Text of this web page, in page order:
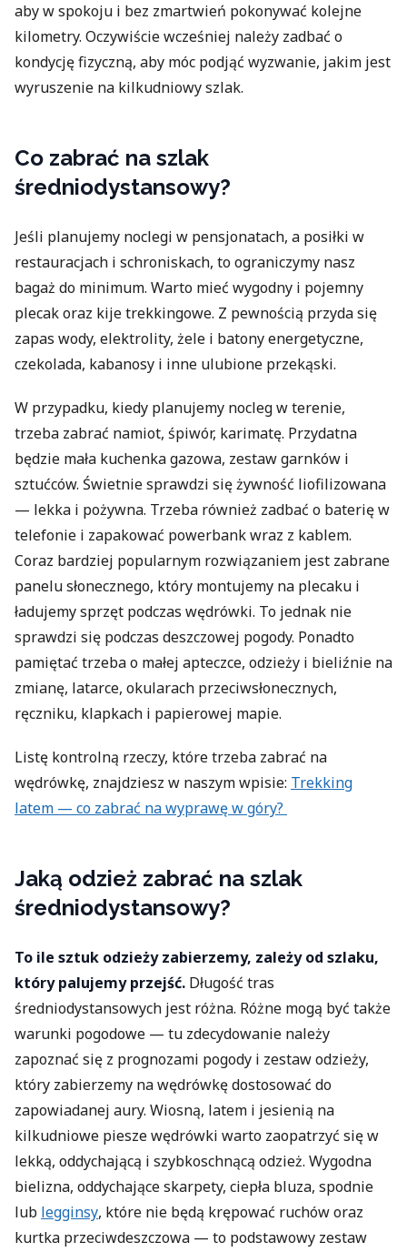
aby w spokoju i bez zmartwień pokonywać kolejne
kilometry. Oczywiście wcześniej należy zadbać o
kondycję fizyczną, aby móc podjąć wyzwanie, jakim jest
wyruszenie na kilkudniowy szlak.
Co zabrać na szlak
średniodystansowy?
Jeśli planujemy noclegi w pensjonatach, a posiłki w
restauracjach i schroniskach, to ograniczymy nasz
bagaż do minimum. Warto mieć wygodny i pojemny
plecak oraz kije trekkingowe. Z pewnością przyda się
zapas wody, elektrolity, żele i batony energetyczne,
czekolada, kabanosy i inne ulubione przekąski.
W przypadku, kiedy planujemy nocleg w terenie,
trzeba zabrać namiot, śpiwór, karimatę. Przydatna
będzie mała kuchenka gazowa, zestaw garnków i
sztućców. Świetnie sprawdzi się żywność liofilizowana
— lekka i pożywna. Trzeba również zadbać o baterię w
telefonie i zapakować powerbank wraz z kablem.
Coraz bardziej popularnym rozwiązaniem jest zabrane
panelu słonecznego, który montujemy na plecaku i
ładujemy sprzęt podczas wędrówki. To jednak nie
sprawdzi się podczas deszczowej pogody. Ponadto
pamiętać trzeba o małej apteczce, odzieży i bieliźnie na
zmianę, latarce, okularach przeciwsłonecznych,
ręczniku, klapkach i papierowej mapie.
Listę kontrolną rzeczy, które trzeba zabrać na
wędrówkę, znajdziesz w naszym wpisie: Trekking
latem — co zabrać na wyprawę w góry?
Jaką odzież zabrać na szlak
średniodystansowy?
To ile sztuk odzieży zabierzemy, zależy od szlaku,
który palujemy przejść. Długość tras
średniodystansowych jest różna. Różne mogą być także
warunki pogodowe — tu zdecydowanie należy
zapoznać się z prognozami pogody i zestaw odzieży,
który zabierzemy na wędrówkę dostosować do
zapowiadanej aury. Wiosną, latem i jesienią na
kilkudniowe piesze wędrówki warto zaopatrzyć się w
lekką, oddychającą i szybkoschnącą odzież. Wygodna
bielizna, oddychające skarpety, ciepła bluza, spodnie
lub legginsy, które nie będą krępować ruchów oraz
kurtka przeciwdeszczowa — to podstawowy zestaw